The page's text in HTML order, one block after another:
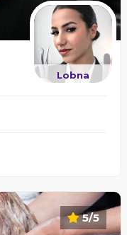
Lobna
5/5